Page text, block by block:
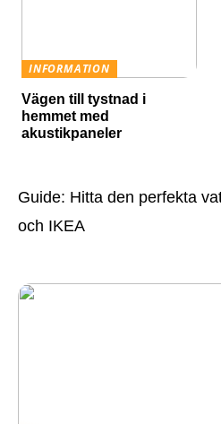
INFORMATION
Vägen till tystnad i
hemmet med
akustikpaneler
Guide: Hitta den perfekta
och IKEA